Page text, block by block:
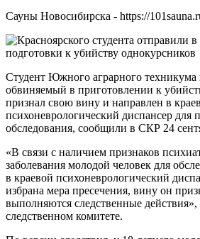
Сауны Новосибирска - https://
Студент Южного аграрного техникума
обвиняемый в приготовлении к
признал свою вину и направлен в
психоневрологический диспансер для
обследования, сообщили в СКР 24
«В связи с наличием признаков
заболевания молодой человек для
в краевой психоневрологический
избрана мера пресечения, вину он
выполняются следственные
следственном комитете.